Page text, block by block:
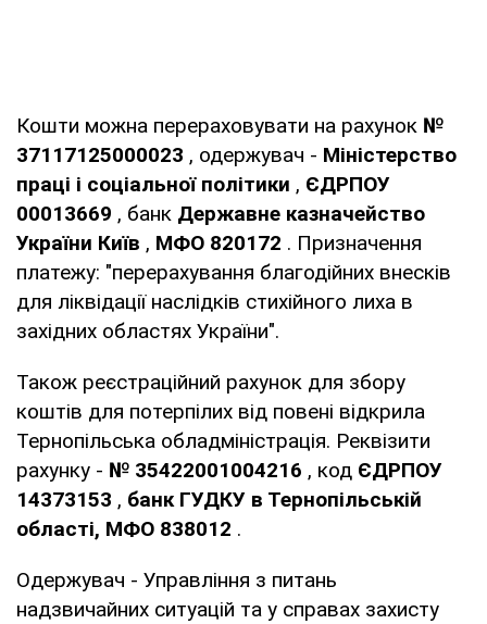
Кошти можна перераховувати на рахунок №
37117125000023 , одержувач - Міністерство
праці і соціальної політики , ЄДРПОУ
00013669 , банк Державне казначейство
України Київ , МФО 820172 . Призначення
платежу: "перерахування благодійних внесків
для ліквідації наслідків стихійного лиха в
західних областях України".
Також реєстраційний рахунок для збору
коштів для потерпілих від повені відкрила
Тернопільська обладміністрація. Реквізити
рахунку - № 35422001004216 , код ЄДРПОУ
14373153 , банк ГУДКУ в Тернопільській
області, МФО 838012 .
Одержувач - Управління з питань
надзвичайних ситуацій та у справах захисту